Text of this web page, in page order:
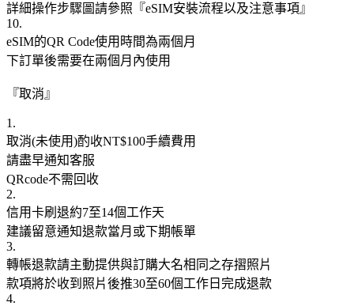
詳細操作步驟圖請參照『eSIM安裝流程以及注意事項』
10.
eSIM的QR Code使用時間為兩個月
下訂單後需要在兩個月內使用
『取消』
1.
取消(未使用)酌收NT$100手續費用
請盡早通知客服
QRcode不需回收
2.
信用卡刷退約7至14個工作天
建議留意通知退款當月或下期帳單
3.
轉帳退款請主動提供與訂購大名相同之存摺照片
款項將於收到照片後推30至60個工作日完成退款
4.